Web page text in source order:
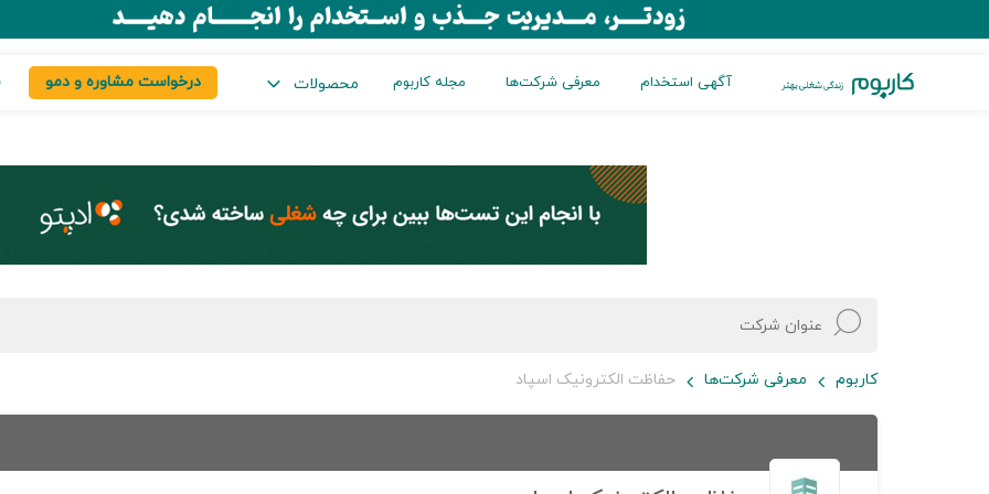
آگهی استخدام معرفی شرکت‌ها مجله کاربوم محصولات درخواست مشاوره و دمو
کاربوم معرفی شرکت‌ها حفاظت الکترونیک اسپاد